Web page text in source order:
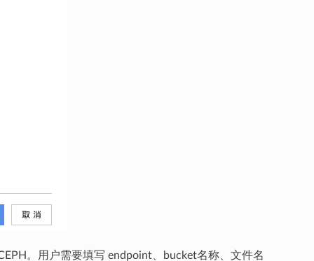
。用户需要填写 endpoint、bucket名称、文件名